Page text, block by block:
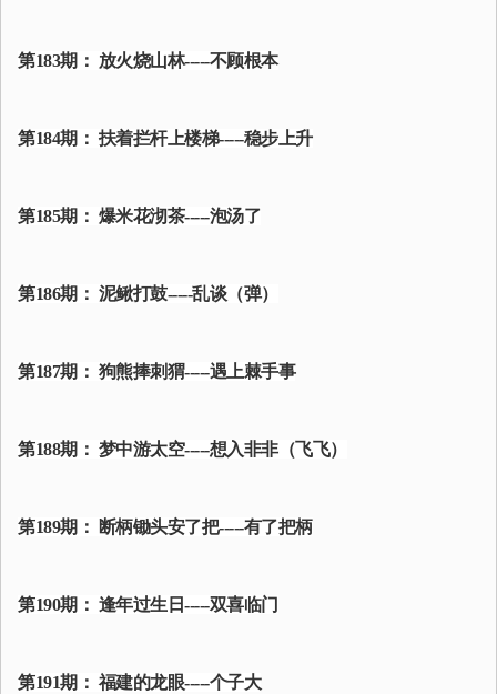
第183期： 放火烧山林-----不顾根本
第184期： 扶着拦杆上楼梯-----稳步上升
第185期： 爆米花沏茶-----泡汤了
第186期： 泥鳅打鼓-----乱谈（弹）
第187期： 狗熊捧刺猬-----遇上棘手事
第188期： 梦中游太空-----想入非非（飞飞）
第189期： 断柄锄头安了把-----有了把柄
第190期： 逢年过生日-----双喜临门
第191期： 福建的龙眼-----个子大